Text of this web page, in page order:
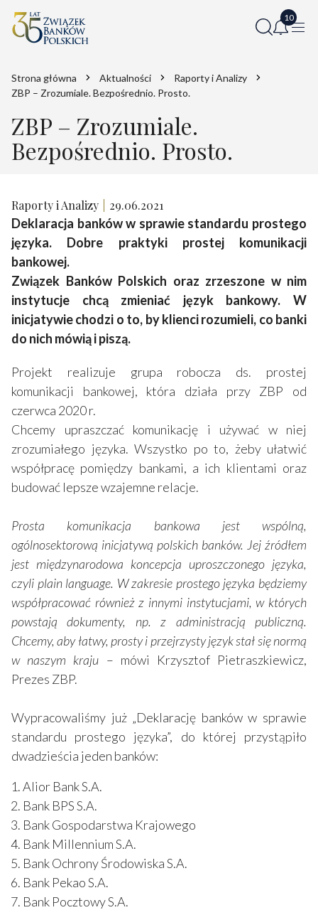
Strona główna Aktualności
Raporty i Analizy
ZBP – Zrozumiale. Bezpośrednio. Prosto.
ZBP – Zrozumiale.
Bezpośrednio. Prosto.
Raporty i Analizy 29.06.2021
Deklaracja banków w sprawie standardu prostego
języka. Dobre praktyki prostej komunikacji
bankowej.
Związek Banków Polskich oraz zrzeszone w nim
instytucje chcą zmieniać język bankowy. W
inicjatywie chodzi o to, by klienci rozumieli, co banki
do nich mówią i piszą.
Projekt realizuje grupa robocza ds. prostej
komunikacji bankowej, która działa przy ZBP od
czerwca 2020 r.
Chcemy upraszczać komunikację i używać w niej
zrozumiałego języka. Wszystko po to, żeby ułatwić
współpracę pomiędzy bankami, a ich klientami oraz
budować lepsze wzajemne relacje.
Prosta komunikacja bankowa jest wspólną,
ogólnosektorową inicjatywą polskich banków. Jej źródłem
jest międzynarodowa koncepcja uproszczonego języka,
czyli plain language. W zakresie prostego języka będziemy
współpracować również z innymi instytucjami, w których
powstają dokumenty, np. z administracją publiczną.
Chcemy, aby łatwy, prosty i przejrzysty język stał się normą
w naszym kraju – mówi Krzysztof Pietraszkiewicz,
Prezes ZBP.
Wypracowaliśmy już „Deklarację banków w sprawie
standardu prostego języka”, do której przystąpiło
dwadzieścia jeden banków:
Alior Bank S.A.
Bank BPS S.A.
Bank Gospodarstwa Krajowego
Bank Millennium S.A.
Bank Ochrony Środowiska S.A.
Bank Pekao S.A.
Bank Pocztowy S.A.